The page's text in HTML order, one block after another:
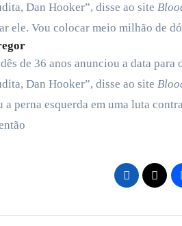
Dan Hooker”, disse ao site
ele. Vou colocar meio milhão de
de 36 anos anunciou a data
Dan Hooker”, disse ao site
perna esquerda em uma luta